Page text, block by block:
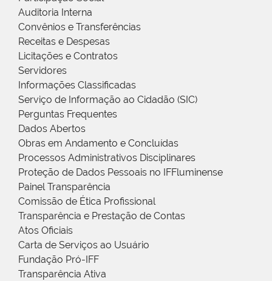
Auditoria Interna
Convênios e Transferências
Receitas e Despesas
Licitações e Contratos
Servidores
Informações Classificadas
Serviço de Informação ao Cidadão (SIC)
Perguntas Frequentes
Dados Abertos
Obras em Andamento e Concluídas
Processos Administrativos Disciplinares
Proteção de Dados Pessoais no IFFluminense
Painel Transparência
Comissão de Ética Profissional
Transparência e Prestação de Contas
Atos Oficiais
Carta de Serviços ao Usuário
Fundação Pró-IFF
Transparência Ativa